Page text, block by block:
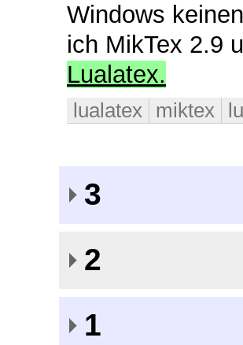
Windows
ich MikTex 2.9
Lualatex.
lualatex miktex
3
2
1